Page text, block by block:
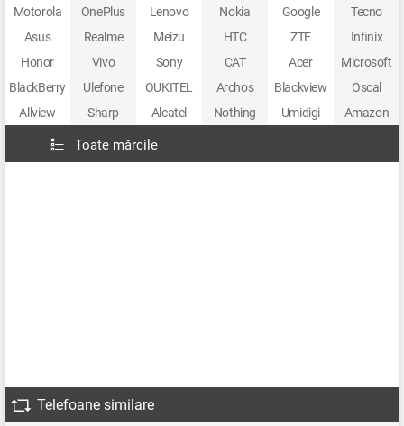
Motorola
OnePlus Lenovo Nokia Google
Tecno
Asus
Realme Meizu HTC ZTE
Infinix
Honor
Vivo Sony CAT Acer
Microsoft
BlackBerry
Ulefone OUKITEL Archos Blackview
Oscal
Allview
Sharp Alcatel Nothing Umidigi Amazon
Toate mărcile
Telefoane similare